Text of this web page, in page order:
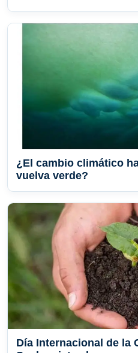
¿El cambio climático
vuelva verde?
Día Internacional de la